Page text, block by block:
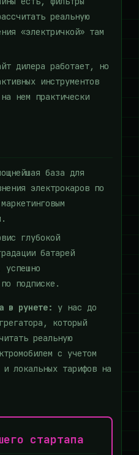
реальную
«электричкой» там
дилера работает, но
инструментов
нем практически
база для
электрокаров по
глубокой
батарей
успешно
подписке.
в рунете:
у нас до
который
реальную
с учетом
локальных тарифов на
стартапа